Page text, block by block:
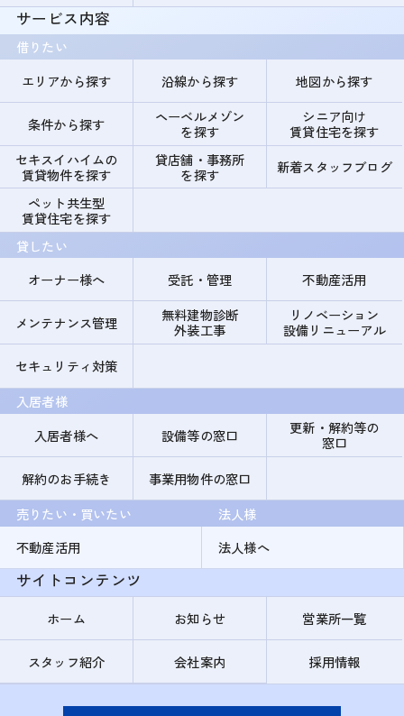
サービス内容
借りたい
エリアから探す
沿線から探す 地図から探す
条件から探す
ヘーベルメゾン
を探す
シニア向け
賃貸住宅を探す
セキスイハイムの
賃貸物件を探す
貸店舗・事務所
を探す
新着スタッフブログ
ペット共生型
賃貸住宅を探す
貸したい
オーナー様へ
受託・管理 不動産活用
メンテナンス管理
無料建物診断
外装工事
リノベーション
設備リニューアル
セキュリティ対策
入居者様
入居者様へ
設備等の窓口
更新・解約等の
窓口
解約のお手続き
事業用物件の窓口
売りたい・買いたい
不動産活用
法人様
法人様へ
サイトコンテンツ
ホーム お知らせ 営業所一覧
スタッフ紹介 会社案内 採用情報